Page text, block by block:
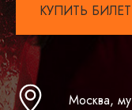
КУПИТЬ БИЛЕТ
Москва,